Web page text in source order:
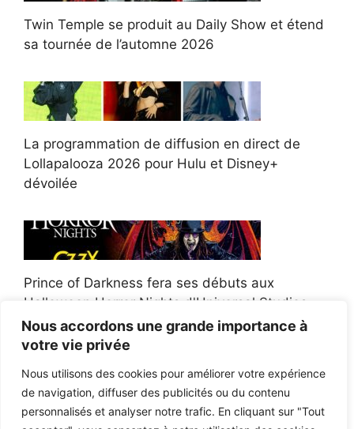
Nous accordons une grande importance à
votre vie privée
Nous utilisons des cookies pour améliorer votre expérience
de navigation, diffuser des publicités ou du contenu
personnalisés et analyser notre trafic. En cliquant sur "Tout
Twin Temple se produit au Daily Show et étend
sa tournée de l’automne 2026
La programmation de diffusion en direct de
Lollapalooza 2026 pour Hulu et Disney+
dévoilée
Prince of Darkness fera ses débuts aux
Halloween Horror Nights d'Universal Studios
Afroman poursuit un policier de l'Ohio après la
victoire du jury en diffamation